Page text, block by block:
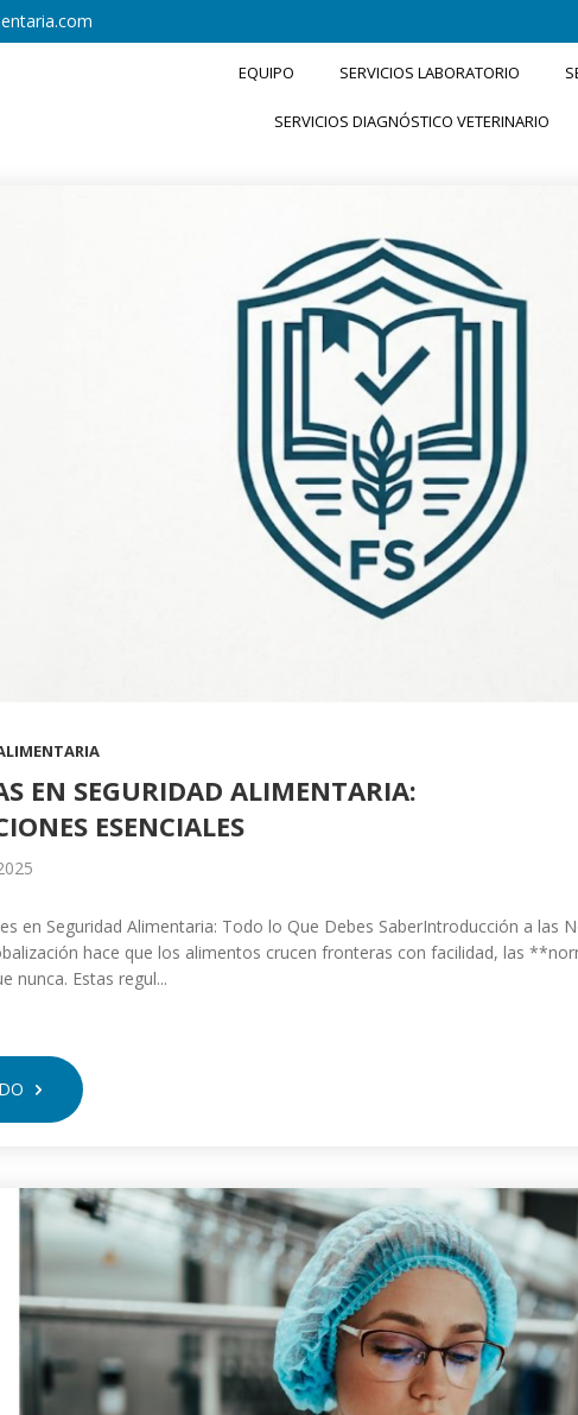
EQUIPO SERVICIOS LABORATORIO
SERVICIOS DIAGNÓSTICO VETERINARIO
EN SEGURIDAD ALIMENTARIA:
ESENCIALES
en Seguridad Alimentaria: Todo lo Que Debes SaberIntroducción a las
hace que los alimentos crucen fronteras con facilidad, las
nunca. Estas regul...